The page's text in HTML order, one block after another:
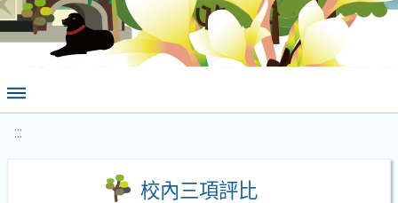
:::
校內三項評比